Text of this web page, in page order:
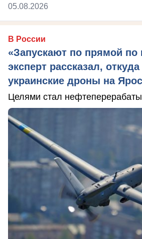
05.08.2026
В России
«Запускают по прямой по
эксперт рассказал,
украинские дроны на
Целями стал